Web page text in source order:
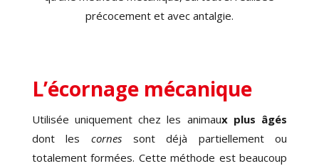
précocement et avec antalgie.
L’écornage mécanique
Utilisée uniquement chez les animaux plus âgés
dont les cornessont déjà partiellement ou
totalement formées. Cette méthode est beaucoup